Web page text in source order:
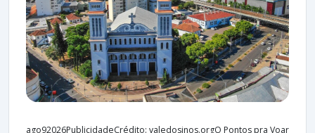
ago92026PublicidadeCrédito: valedosinos.orgO Pontos pra Voar